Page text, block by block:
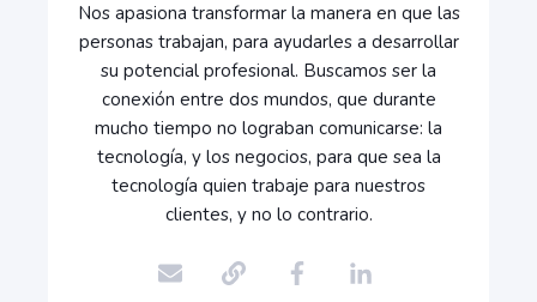
Nos apasiona transformar la manera en que las
personas trabajan, para ayudarles a desarrollar
su potencial profesional. Buscamos ser la
conexión entre dos mundos, que durante
mucho tiempo no lograban comunicarse: la
tecnología, y los negocios, para que sea la
tecnología quien trabaje para nuestros
clientes, y no lo contrario.